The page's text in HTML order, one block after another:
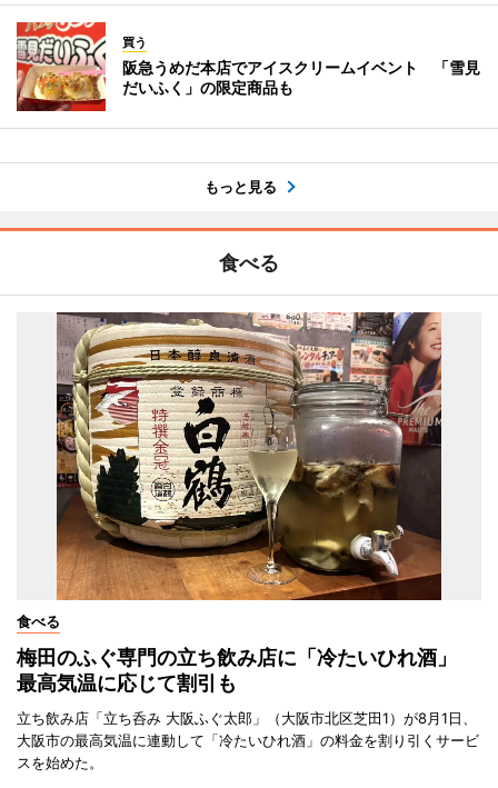
買う
阪急うめだ本店でアイスクリームイベント 「雪見
だいふく」の限定商品も
もっと見る
食べる
食べる
梅田のふぐ専門の立ち飲み店に「冷たいひれ酒」
最高気温に応じて割引も
立ち飲み店「立ち呑み 大阪ふぐ太郎」（大阪市北区芝田1）が8月1日、
大阪市の最高気温に連動して「冷たいひれ酒」の料金を割り引くサービ
スを始めた。